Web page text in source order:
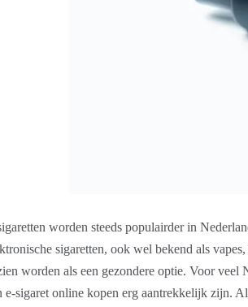
worden steeds populairder in
sigaretten, ook wel bekend als
worden als een gezondere optie. Voor
e-sigaret online kopen erg aantrekkelijk zijn.